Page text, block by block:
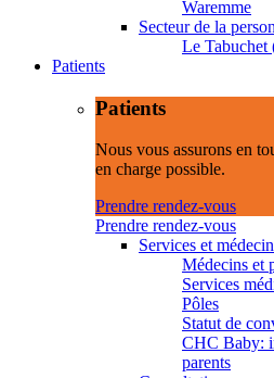
Waremme
Secteur de la
Le
Patients
Patients
Nous vous assurons en
en charge possible.
Prendre rendez-vous
Prendre rendez-vous
Services et
Médecins et
Services
Pôles
Statut de
CHC Baby:
parents